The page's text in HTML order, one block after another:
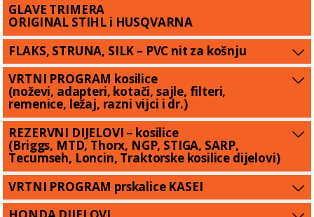
GLAVE TRIMERA
ORIGINAL STIHL i HUSQVARNA
FLAKS, STRUNA, SILK – PVC nit za košnju
VRTNI PROGRAM kosilice
(noževi, adapteri, kotači, sajle, filteri,
remenice, ležaj, razni vijci i dr.)
REZERVNI DIJELOVI – kosilice
(Briggs, MTD, Thorx, NGP, STIGA, SARP,
Tecumseh, Loncin, Traktorske kosilice dijelovi)
VRTNI PROGRAM prskalice KASEI